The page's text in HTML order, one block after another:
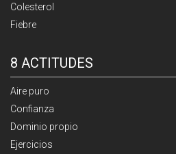
Colesterol
Fiebre
8 ACTITUDES
Aire puro
Confianza
Dominio propio
Ejercicios